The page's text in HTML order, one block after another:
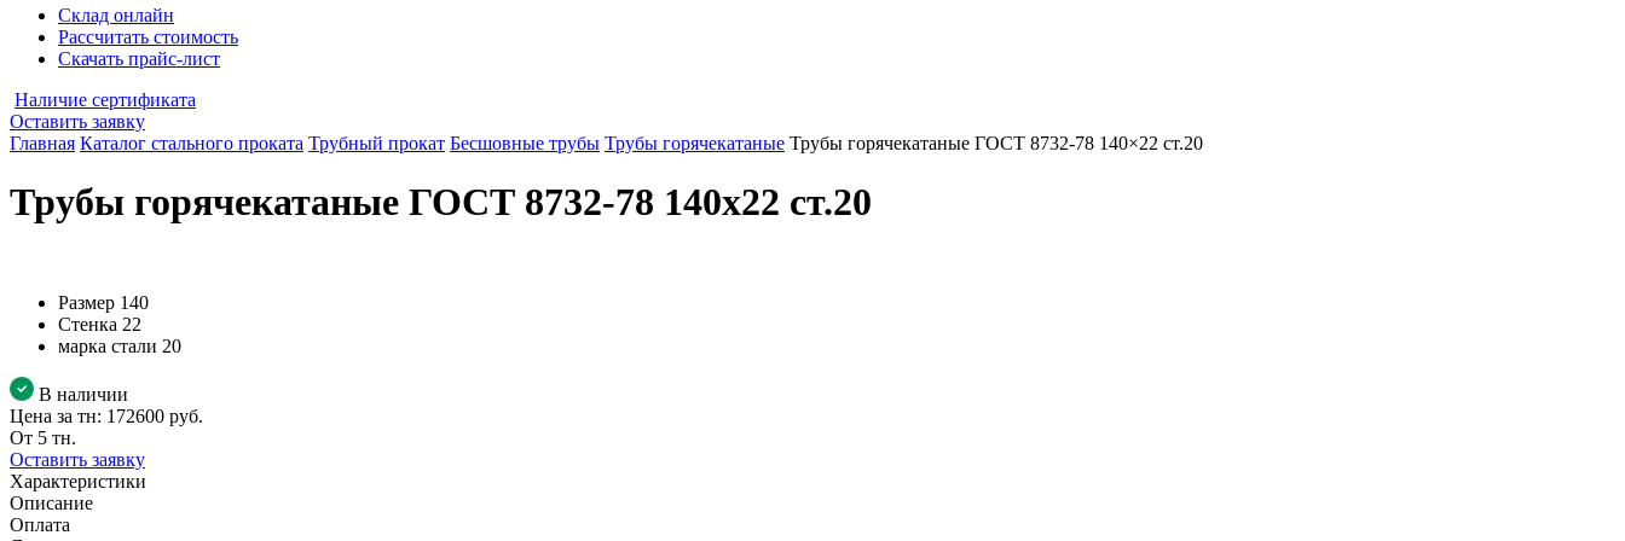
Склад онлайн
Рассчитать стоимость
Скачать прайс-лист
Наличие сертификата
Оставить заявку
Главная Каталог стального проката Трубный прокат Бесшовные трубы Трубы горячекатаные Трубы горячекатаные ГОСТ 8732-78 140×22 ст.20
Трубы горячекатаные ГОСТ 8732-78 140x22 ст.20
Размер 140
Стенка 22
марка стали 20
В наличии
Цена за тн: 172600 руб.
От 5 тн.
Оставить заявку
Характеристики
Описание
Оплата